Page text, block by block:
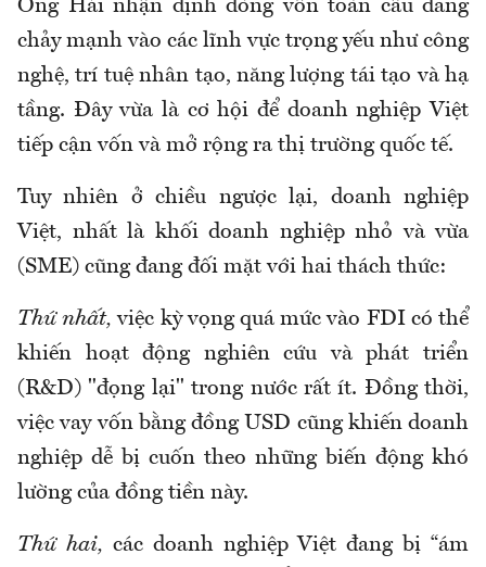
Ông Hải nhận định dòng vốn toàn cầu đang
chảy mạnh vào các lĩnh vực trọng yếu như công
nghệ, trí tuệ nhân tạo, năng lượng tái tạo và hạ
tầng. Đây vừa là cơ hội để doanh nghiệp Việt
tiếp cận vốn và mở rộng ra thị trường quốc tế.
Tuy nhiên ở chiều ngược lại, doanh nghiệp
Việt, nhất là khối doanh nghiệp nhỏ và vừa
(SME) cũng đang đối mặt với hai thách thức:
Thứ nhất,việc kỳ vọng quá mức vào FDI có thể
khiến hoạt động nghiên cứu và phát triển
(R&D) "đọng lại" trong nước rất ít. Đồng thời,
việc vay vốn bằng đồng USD cũng khiến doanh
nghiệp dễ bị cuốn theo những biến động khó
lường của đồng tiền này.
Thứ hai, các doanh nghiệp Việt đang bị “ám